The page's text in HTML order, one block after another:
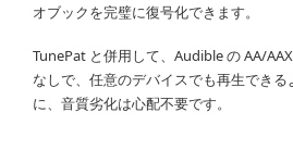
オブックを完璧に復号化できます。
TunePat と併用して、Audible の AA/
なしで、任意のデバイスでも再生できる
に、音質劣化は心配不要です。